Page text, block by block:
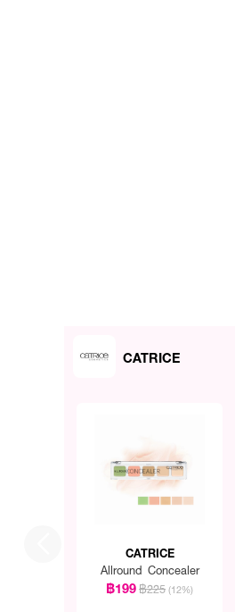
CATRICE
CATRICE
Allround Concealer
฿199฿225 (12%)